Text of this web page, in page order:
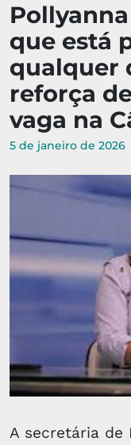
que está
qualquer
reforça
vaga na
5 de janeiro de 2026
A secretária de